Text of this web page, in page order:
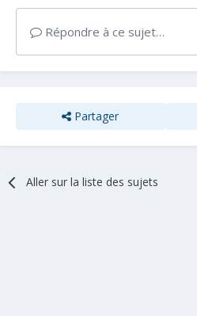
Répondre à ce sujet…
Partager
Aller sur la liste des sujets